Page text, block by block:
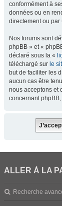
conformément à
données ou en
directement ou par
Nos forums sont
phpBB » et «
déclaré sous la «
téléchargé sur le
but de faciliter les
aucun cas être
nous acceptons et
concernant
ALLER À LA
Recherche